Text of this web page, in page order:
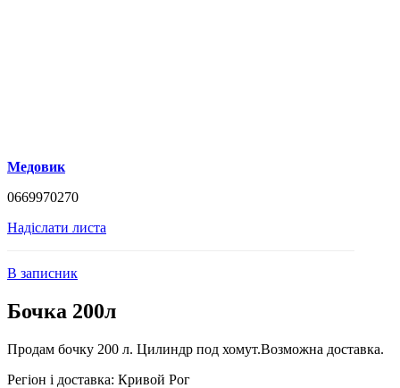
Медовик
0669970270
Надіслати листа
В записник
Бочка 200л
Продам бочку 200 л. Цилиндр под хомут.Возможна доставка.
Регіон і доставка: Кривой Рог